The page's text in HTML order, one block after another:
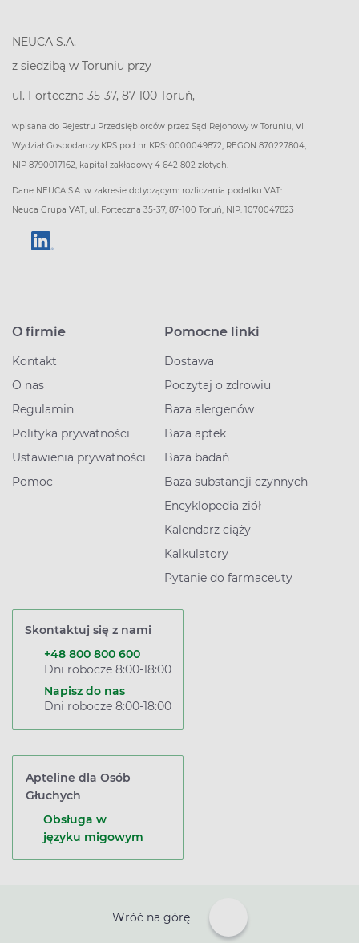
NEUCA S.A.
z siedzibą w Toruniu przy
ul. Forteczna 35-37, 87-100 Toruń,
wpisana do Rejestru Przedsiębiorców przez Sąd Rejonowy w Toruniu, VII
Wydział Gospodarczy KRS pod nr KRS: 0000049872, REGON 870227804,
NIP 8790017162, kapitał zakładowy 4 642 802 złotych.
Dane NEUCA S.A. w zakresie dotyczącym: rozliczania podatku VAT:
Neuca Grupa VAT, ul. Forteczna 35-37, 87-100 Toruń, NIP: 1070047823
O firmie
Kontakt
O nas
Regulamin
Polityka prywatności
Ustawienia prywatności
Pomoc
Pomocne linki
Dostawa
Poczytaj o zdrowiu
Baza alergenów
Baza aptek
Baza badań
Baza substancji czynnych
Encyklopedia ziół
Kalendarz ciąży
Kalkulatory
Pytanie do farmaceuty
Skontaktuj się z nami
+48 800 800 600
Dni robocze 8:00-18:00
Napisz do nas
Dni robocze 8:00-18:00
Apteline dla Osób
Głuchych
Obsługa w
języku migowym
Wróć na górę